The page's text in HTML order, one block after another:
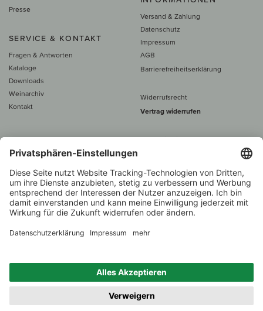
Presse
SERVICE & KONTAKT
Fragen & Antworten
Kataloge
Downloads
Weinarchiv
Kontakt
Versand & Zahlung
Datenschutz
Impressum
AGB
Barrierefreiheitserklärung
Widerrufsrecht
Vertrag widerrufen
Alle Preise inkl. MwSt., zzgl. 5 €
60 € versand­kosten­
Beratung unter
1.000 Winzer –
Weinhändler
des Jahres 2022
Zurück